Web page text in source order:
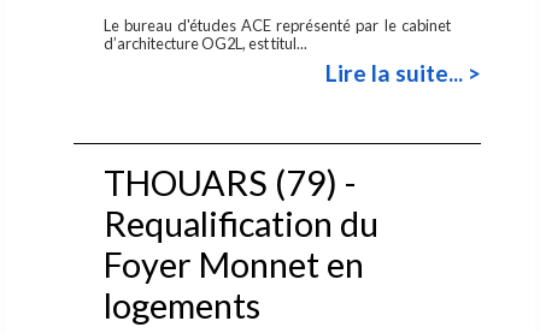
Le bureau d'études ACE représenté par le cabinet
d’architecture OG2L, est titul...
Lire la suite... >
THOUARS (79) -
Requalification du
Foyer Monnet en
logements